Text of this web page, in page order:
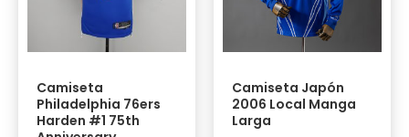
Camiseta
Philadelphia 76ers
Harden #1 75th
Camiseta Japón
2006 Local Manga
Larga